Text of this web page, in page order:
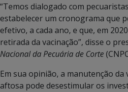
“Temos dialogado com
estabelecer um cronograma que
efetivo, a cada ano, e que, em
retirada da vacinação”, disse o
Nacional da Pecuária de Corte
Em sua opinião, a manutenção
aftosa pode desestimular os